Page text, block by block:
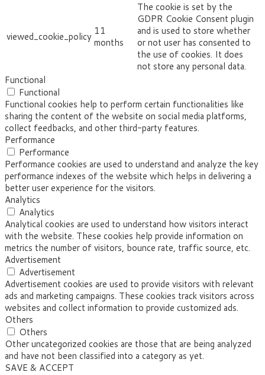
viewed_cookie_policy 11
months
The cookie is set by the
GDPR Cookie Consent plugin
and is used to store whether
or not user has consented to
the use of cookies. It does
not store any personal data.
Functional
Functional
Functional cookies help to perform certain functionalities like
sharing the content of the website on social media platforms,
collect feedbacks, and other third-party features.
Performance
Performance
Performance cookies are used to understand and analyze the key
performance indexes of the website which helps in delivering a
better user experience for the visitors.
Analytics
Analytics
Analytical cookies are used to understand how visitors interact
with the website. These cookies help provide information on
metrics the number of visitors, bounce rate, traffic source, etc.
Advertisement
Advertisement
Advertisement cookies are used to provide visitors with relevant
ads and marketing campaigns. These cookies track visitors across
websites and collect information to provide customized ads.
Others
Others
Other uncategorized cookies are those that are being analyzed
and have not been classified into a category as yet.
SAVE & ACCEPT